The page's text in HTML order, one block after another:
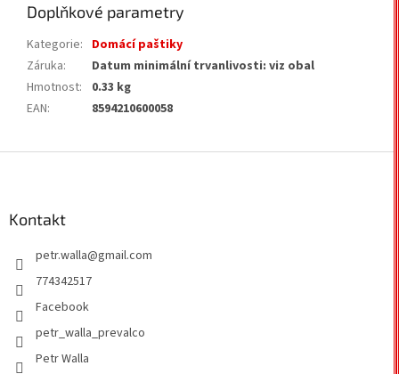
Doplňkové parametry
Kategorie: Domácí paštiky
Záruka:
Datum minimální trvanlivosti: viz obal
Hmotnost:
0.33 kg
EAN: 8594210600058
Kontakt
petr.walla@gmail.com
774342517
Facebook
petr_walla_prevalco
Petr Walla